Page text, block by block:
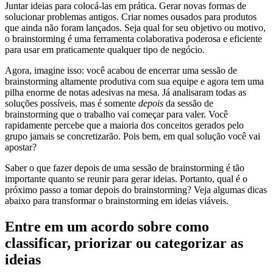
Juntar ideias para colocá-las em prática. Gerar novas formas de
solucionar problemas antigos. Criar nomes ousados para produtos
que ainda não foram lançados. Seja qual for seu objetivo ou motivo,
o brainstorming é uma ferramenta colaborativa poderosa e eficiente
para usar em praticamente qualquer tipo de negócio.
Agora, imagine isso: você acabou de encerrar uma sessão de
brainstorming altamente produtiva com sua equipe e agora tem uma
pilha enorme de notas adesivas na mesa. Já analisaram todas as
soluções possíveis, mas é somente depois da sessão de
brainstorming que o trabalho vai começar para valer. Você
rapidamente percebe que a maioria dos conceitos gerados pelo
grupo jamais se concretizarão. Pois bem, em qual solução você vai
apostar?
Saber o que fazer depois de uma sessão de brainstorming é tão
importante quanto se reunir para gerar ideias. Portanto, qual é o
próximo passo a tomar depois do brainstorming? Veja algumas dicas
abaixo para transformar o brainstorming em ideias viáveis.
Entre em um acordo sobre como
classificar, priorizar ou categorizar as
ideias